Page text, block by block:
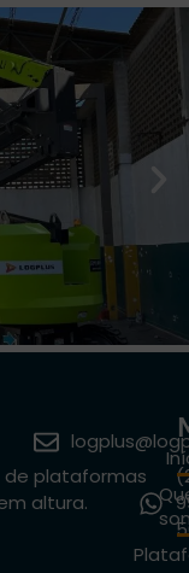
de plataformas
altura.